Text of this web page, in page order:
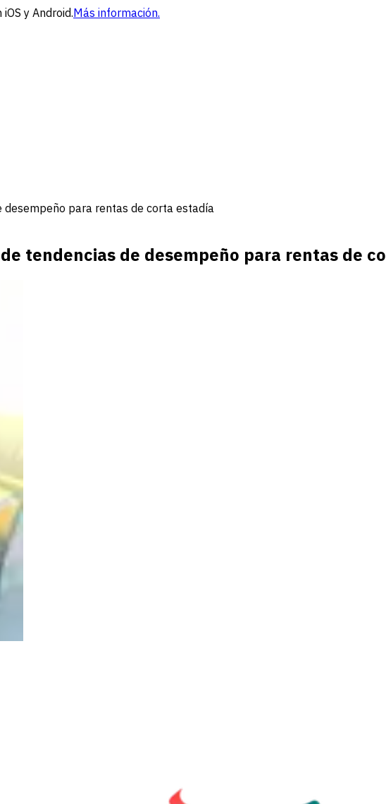
y Android.Más información.
para rentas de corta estadía
tendencias de desempeño para rentas de